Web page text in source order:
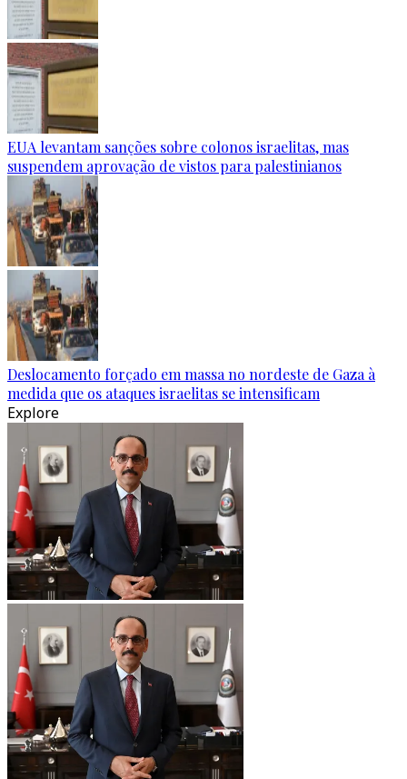
EUA levantam sanções sobre colonos israelitas, mas
suspendem aprovação de vistos para palestinianos
Deslocamento forçado em massa no nordeste de Gaza à
medida que os ataques israelitas se intensificam
Explore